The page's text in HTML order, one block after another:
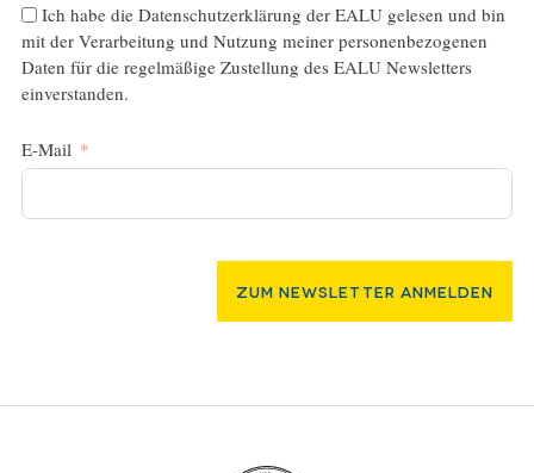
Ich habe die Datenschutzerklärung der EALU gelesen und bin
mit der Verarbeitung und Nutzung meiner personenbezogenen
Daten für die regelmäßige Zustellung des EALU Newsletters
einverstanden.
E-Mail
Zum Newsletter Anmelden